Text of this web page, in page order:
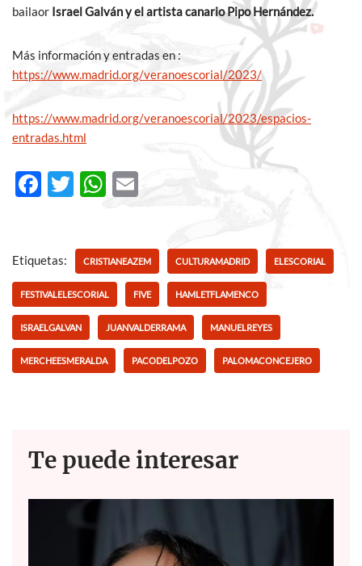
bailaor Israel Galván y el artista canario Pipo Hernández.
Más información y entradas en :
https://www.madrid.org/veranoescorial/2023/
https://www.madrid.org/veranoescorial/2023/espacios-
entradas.html
F
b
o
o
k
T
er
W
s
A
p
p
Etiquetas: CRISTIANEAZEM CULTURAMADRID ELESCORIAL
FESTIVALELESCORIAL FIVE HAMLETFLAMENCO
ISRAELGALVAN JUANVALDERRAMA MANUELREYES
MERCHEESMERALDA PACODELPOZO PALOMACONCEJERO
Te puede interesar